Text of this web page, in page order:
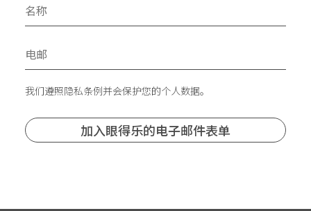
我们遵照隐私条例并会保护您的个人数据。